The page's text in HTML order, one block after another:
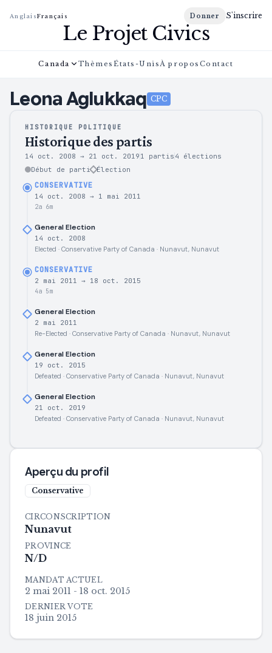
AnglaisFrançais Donner S'inscrire
Le Projet Civics
Canada Thèmes États-Unis À propos Contact
LeonaAglukkaq CPC
HISTORIQUE POLITIQUE
Historique des partis
14 oct. 2008 → 21 oct. 2019 1 partis 4
élections
Début de parti
Élection
CONSERVATIVE
14 oct. 2008 → 1 mai 2011
2a 6m
General Election
14 oct. 2008
Elected · Conservative Party of Canada · Nunavut, Nunavut
CONSERVATIVE
2 mai 2011 → 18 oct. 2015
4a 5m
General Election
2 mai 2011
Re-Elected · Conservative Party of Canada · Nunavut, Nunavut
General Election
19 oct. 2015
Defeated · Conservative Party of Canada · Nunavut, Nunavut
General Election
21 oct. 2019
Defeated · Conservative Party of Canada · Nunavut, Nunavut
Aperçu du profil
Conservative
CIRCONSCRIPTION
Nunavut
PROVINCE
N/D
MANDAT ACTUEL
2 mai 2011 - 18 oct. 2015
DERNIER VOTE
18 juin 2015